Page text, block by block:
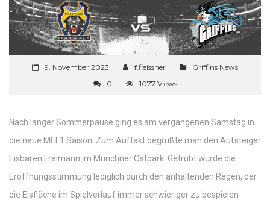
9. November 2023 f.fleissner
Griffins News
0
1077 Views
Nach langer Sommerpause ging es am vergangenen Samstag in
die neue MEL1 Saison. Zum Auftakt begrüßte man den Aufsteiger
Eisbären Freimann im Münchner Ostpark. Getrübt wurde die
Eröffnungsstimmung lediglich durch den anhaltenden Regen, der
die Eisfläche im Spielverlauf immer schwieriger zu bespielen